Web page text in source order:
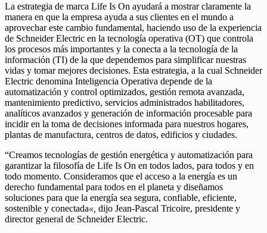
La estrategia de marca Life Is On ayudará a mostrar claramente la
manera en que la empresa ayuda a sus clientes en el mundo a
aprovechar este cambio fundamental, haciendo uso de la experiencia
de Schneider Electric en la tecnología operativa (OT) que controla
los procesos más importantes y la conecta a la tecnología de la
información (TI) de la que dependemos para simplificar nuestras
vidas y tomar mejores decisiones. Esta estrategia, a la cual Schneider
Electric denomina Inteligencia Operativa depende de la
automatización y control optimizados, gestión remota avanzada,
mantenimiento predictivo, servicios administrados habilitadores,
analíticos avanzados y generación de información procesable para
incidir en la toma de decisiones informada para nuestros hogares,
plantas de manufactura, centros de datos, edificios y ciudades.
“Creamos tecnologías de gestión energética y automatización para
garantizar la filosofía de Life Is On en todos lados, para todos y en
todo momento. Consideramos que el acceso a la energía es un
derecho fundamental para todos en el planeta y diseñamos
soluciones para que la energía sea segura, confiable, eficiente,
sostenible y conectada«, dijo Jean-Pascal Tricoire, presidente y
director general de Schneider Electric.